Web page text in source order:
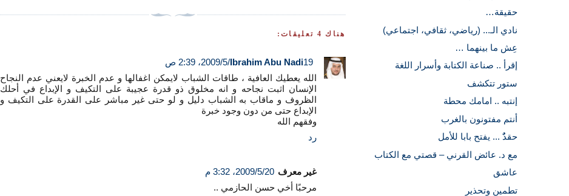
هناك 4 تعليقات:
Ibrahim Abu Nadi19‏/5‏/2009، 2:39 ص
الله يعطيك العافية ، طاقات الشباب لايمكن اغفالها و عدم الخبرة لايعني عدم النجاح
الإنسان اثبت نجاحه و انه مخلوق ذو قدرة عجيبة على التكيف و الإبداع في أحلك
الظروف و ماقاب به الشباب دليل و لو حتى غير مباشر على القدرة على التكيف و
الإبداع حتى من دون وجود خبرة
وفقهم الله
رد
غير معرف 20‏/5‏/2009، 3:32 م
مرحبًا أخي حسن الحازمي ..
حقيقة…
نادي الـ... (رياضي، ثقافي، اجتماعي)
عِش ما بينهما …
إقرأ .. صناعة الكتابة وأسرار اللغة
ستور تتكشف
إنتبه .. امامك محطة
أنتم مفتونون بالغرب
حقدٌٌ ... يفتح بابا للأمل
مع د. عائض القرني – قصتي مع الكتاب
عاشق
تطمين وتحذير